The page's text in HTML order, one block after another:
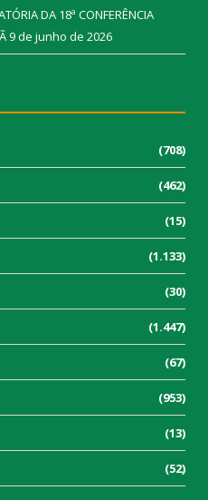
DA 18ª CONFERÊNCIA
9 de junho de 2026
(708)
(462)
(15)
(1.133)
(30)
(1.447)
(67)
(953)
(13)
(52)